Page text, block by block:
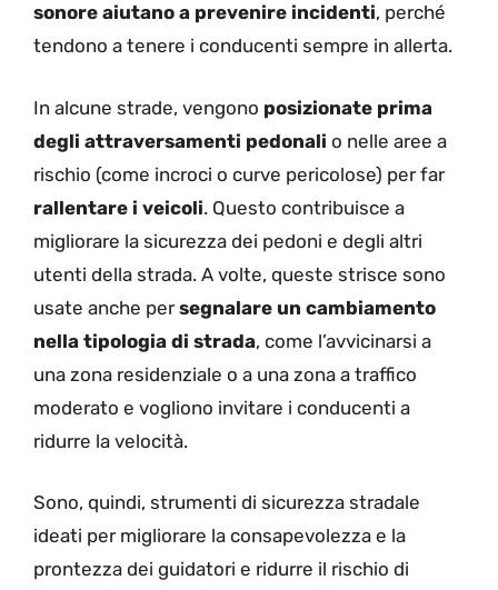
sonore aiutano a prevenire incidenti, perché
tendono a tenere i conducenti sempre in allerta.
In alcune strade, vengono posizionate prima
degli attraversamenti pedonali o nelle aree a
rischio (come incroci o curve pericolose) per far
rallentare i veicoli. Questo contribuisce a
migliorare la sicurezza dei pedoni e degli altri
utenti della strada. A volte, queste strisce sono
usate anche persegnalare un cambiamento
nella tipologia di strada, come l’avvicinarsi a
una zona residenziale o a una zona a traffico
moderato e vogliono invitare i conducenti a
ridurre la velocità.
Sono, quindi, strumenti di sicurezza stradale
ideati per migliorare la consapevolezza e la
prontezza dei guidatori e ridurre il rischio di